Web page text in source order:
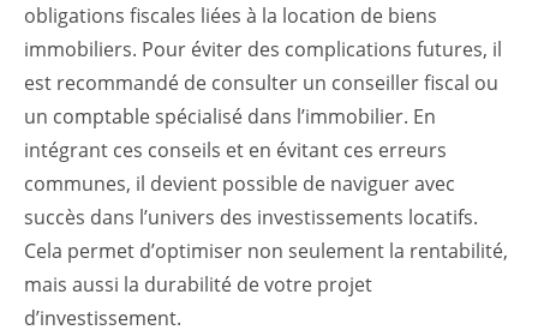
obligations fiscales liées à la location de biens
immobiliers. Pour éviter des complications futures, il
est recommandé de consulter un conseiller fiscal ou
un comptable spécialisé dans l’immobilier. En
intégrant ces conseils et en évitant ces erreurs
communes, il devient possible de naviguer avec
succès dans l’univers des investissements locatifs.
Cela permet d’optimiser non seulement la rentabilité,
mais aussi la durabilité de votre projet
d’investissement.